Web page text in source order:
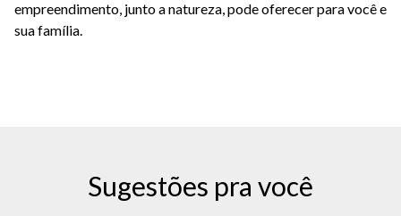
empreendimento, junto a natureza, pode oferecer para você e
sua família.
Sugestões pra você